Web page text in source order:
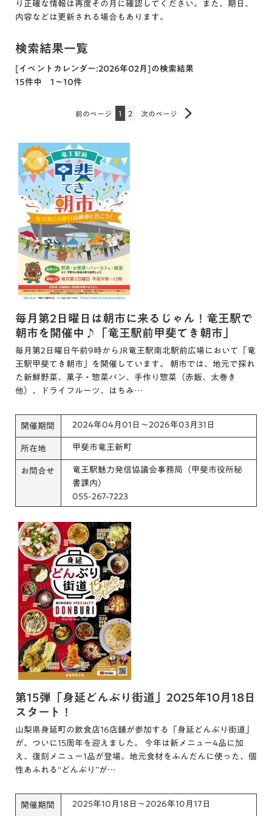
り正確な情報は再度その月に確認してください。また、期日、
内容などは更新される場合もあります。
検索結果一覧
[イベントカレンダー:2026年02月]の検索結果
15件中 1～10件
前のページ 1 2 次のページ
毎月第2日曜日は朝市に来るじゃん！竜王駅で
朝市を開催中♪「竜王駅前甲斐てき朝市」
毎月第2日曜日午前9時からJR竜王駅南北駅前広場において「竜
王駅甲斐てき朝市」を開催しています。 朝市では、地元で採れ
た新鮮野菜、菓子・惣菜パン、手作り惣菜（赤飯、太巻き
他）、ドライフルーツ、はちみ…
開催期間 2024年04月01日～2026年03月31日
所在地 甲斐市竜王新町
お問合せ
竜王駅魅力発信協議会事務局（甲斐市役所秘
書課内）
055-267-7223
第15弾「身延どんぶり街道」2025年10月18日
スタート！
山梨県身延町の飲食店16店舗が参加する「身延どんぶり街道」
が、ついに15周年を迎えました。 今年は新メニュー4品に加
え、復刻メニュー1品が登場。地元食材をふんだんに使った、個
性あふれる“どんぶり”が…
開催期間 2025年10月18日～2026年10月17日